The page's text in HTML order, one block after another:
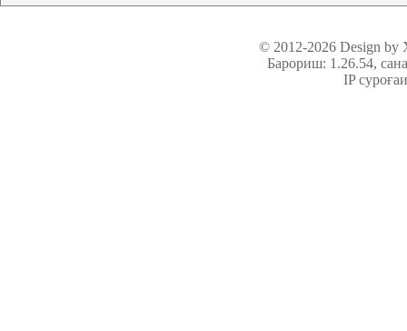
© 2012-2026 Design
Барориш: 1.26.54,
IP